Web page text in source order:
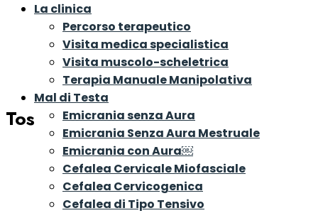
La clinica
Percorso terapeutico
Visita medica specialistica
Visita muscolo-scheletrica
Terapia Manuale Manipolativa
Mal di Testa
Emicrania senza Aura
Emicrania Senza Aura Mestruale
Emicrania con Aura￼
Cefalea Cervicale Miofasciale
Cefalea Cervicogenica
Cefalea di Tipo Tensivo
Toscana